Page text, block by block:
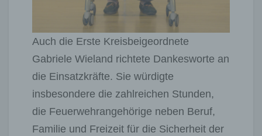
Auch die Erste Kreisbeigeordnete
Gabriele Wieland richtete Dankesworte an
die Einsatzkräfte. Sie würdigte
insbesondere die zahlreichen Stunden,
die Feuerwehrangehörige neben Beruf,
Familie und Freizeit für die Sicherheit der